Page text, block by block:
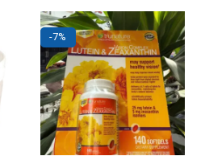
-7%